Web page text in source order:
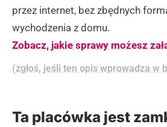
przez internet, bez zbędnych
wychodzenia z domu.
Zobacz, jakie sprawy możesz
(zgłoś, jeśli ten opis wprowadza w
Ta placówka jest